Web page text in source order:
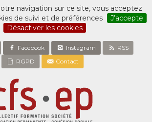
navigation sur ce site, vous acceptez
de suivi et de préférences
J’accepte
Désactiver les cookies
Facebook Instagram
RSS
RGPD
Contact